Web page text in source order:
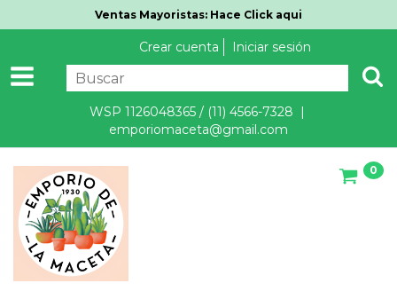
Ventas Mayoristas: Hace Click aqui
Crear cuenta Iniciar sesión
WSP 1126048365 / (11) 4566-7328 |
emporiomaceta@gmail.com
0